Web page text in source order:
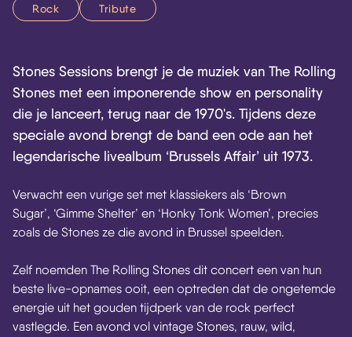
Rock Tribute
Stones Sessions brengt je de muziek van The Rolling
Stones met een imponerende show en personality
die je lanceert, terug naar de 1970's. Tijdens deze
speciale avond brengt de band een ode aan het
legendarische livealbum ‘Brussels Affair’ uit 1973.
Verwacht een vurige set met klassiekers als ‘Brown
Sugar’, ‘Gimme Shelter’ en ‘Honky Tonk Women’, precies
zoals de Stones ze die avond in Brussel speelden.
Zelf noemden The Rolling Stones dit concert een van hun
beste live-opnames ooit, een optreden dat de ongetemde
energie uit het gouden tijdperk van de rock perfect
vastlegde. Een avond vol vintage Stones, rauw, wild,